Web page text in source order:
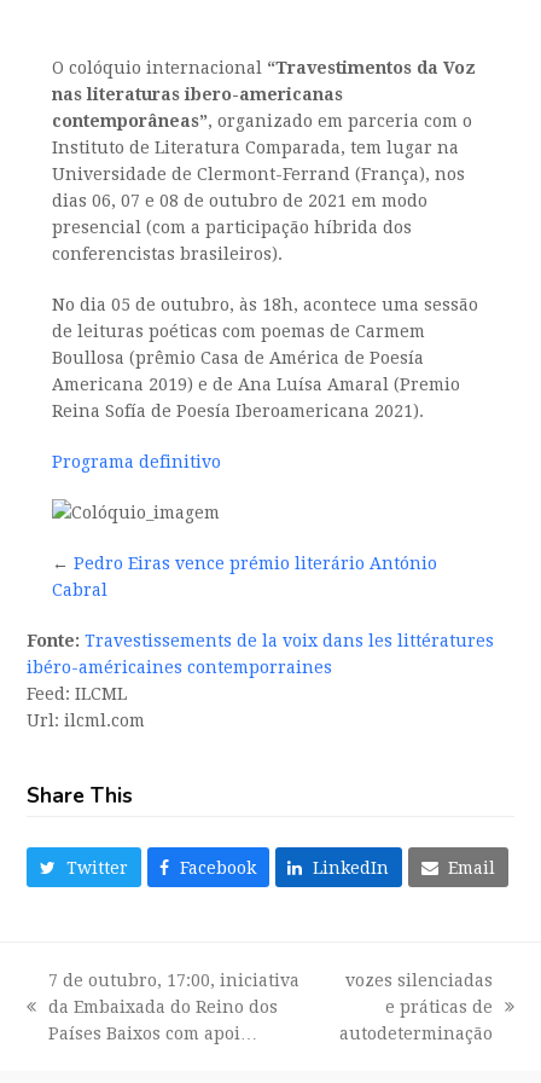
O colóquio internacional “Travestimentos da Voz
nas literaturas ibero-americanas
contemporâneas”, organizado em parceria com o
Instituto de Literatura Comparada, tem lugar na
Universidade de Clermont-Ferrand (França), nos
dias 06, 07 e 08 de outubro de 2021 em modo
presencial (com a participação híbrida dos
conferencistas brasileiros).
No dia 05 de outubro, às 18h, acontece uma sessão
de leituras poéticas com poemas de Carmem
Boullosa (prêmio Casa de América de Poesía
Americana 2019) e de Ana Luísa Amaral (Premio
Reina Sofía de Poesía Iberoamericana 2021).
Programa definitivo
← Pedro Eiras vence prémio literário António
Cabral
Fonte: Travestissements de la voix dans les littératures
ibéro-américaines contemporraines
Feed: ILCML
Url: ilcml.com
Share This
Twitter Facebook LinkedIn Email
previous
post:
7 de outubro, 17:00, iniciativa
da Embaixada do Reino dos
Países Baixos com apoi…
post:
vozes silenciadas
e práticas de
autodeterminação